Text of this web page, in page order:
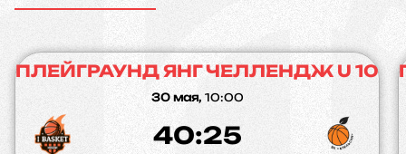
ПЛЕЙГРАУНД ЯНГ ЧЕЛЛЕНДЖ U 10
30 мая, 10:00
40:25